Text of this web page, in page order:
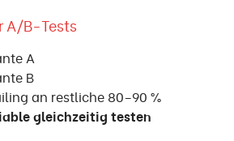
A/B-Tests
A
B
an restliche 80–90 %
gleichzeitig testen